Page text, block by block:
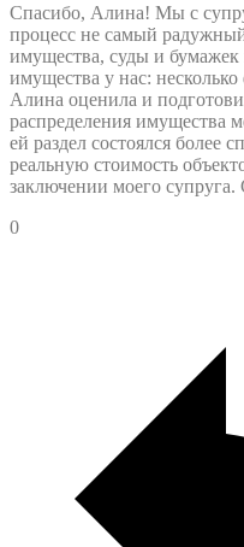
Спасибо, Алина! Мы с
процесс не самый
имущества, суды и
имущества у нас:
Алина оценила и
распределения имущества
ей раздел состоялся более
реальную стоимость
заключении моего
0